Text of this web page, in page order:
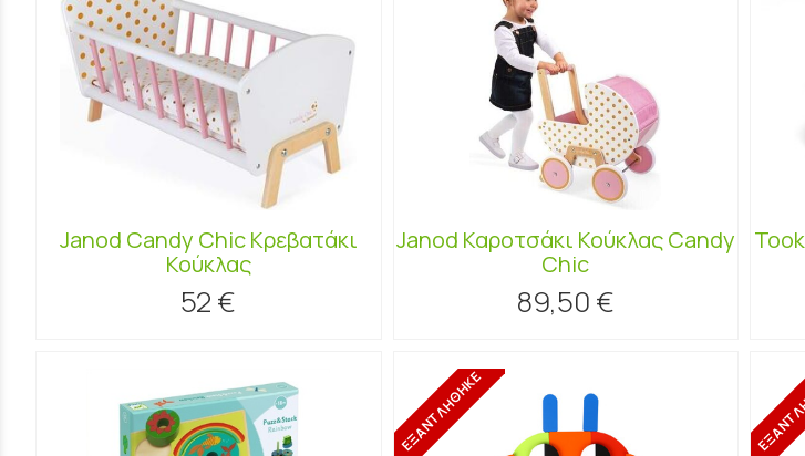
Janod Candy Chic Κρεβατάκι
Κούκλας
52 €
Janod Καροτσάκι Κούκλας Candy
Chic
89,50 €
ΕΞΑΝΤΛΗΘΗΚΕ